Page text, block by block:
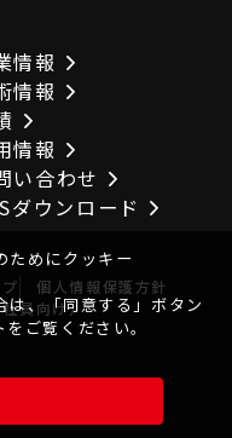
情報
情報
情報
い合わせ
ダウンロード
個人情報保護方針
員向け）
Rights Reserved.
ためにクッキー
は、「同意する」ボタン
ご覧ください。